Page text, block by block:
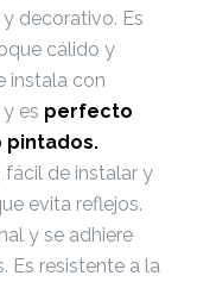
decorativo. Es
cálido y
instala con
es perfecto
pintados.
de instalar y
evita reflejos.
y se adhiere
Es resistente a la